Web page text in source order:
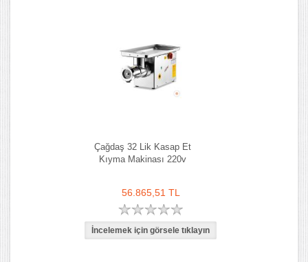
Çağdaş 32 Lik Kasap Et
Kıyma Makinası 220v
56.865,51 TL